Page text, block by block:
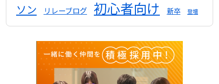
ソン
リレーブログ 初心者向け 新卒 登壇